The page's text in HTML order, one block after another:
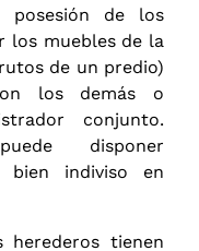
posesión de los
los muebles de la
de un predio)
los demás o
conjunto.
disponer
bien indiviso en
herederos tienen